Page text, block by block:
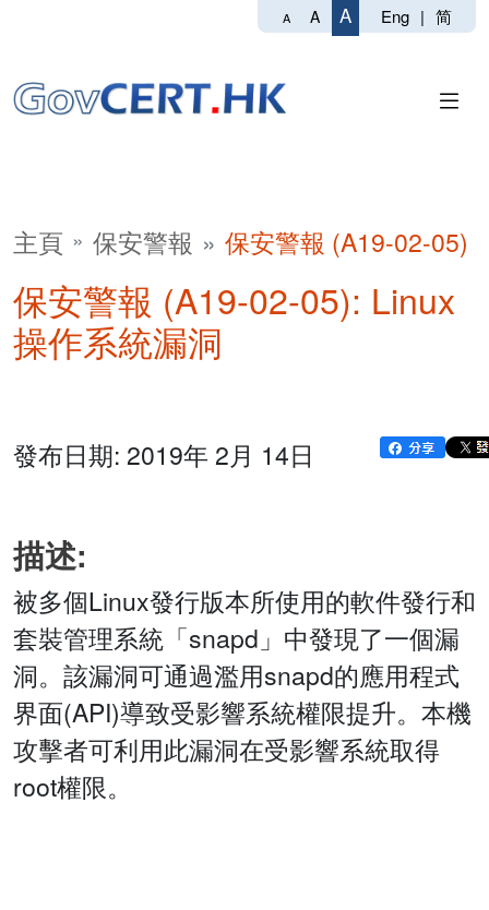
A A A Eng | 简
主頁 保安警報 保安警報 (A19-02-05)
保安警報 (A19-02-05): Linux
操作系統漏洞
發布日期: 2019年 2月 14日
描述:
被多個Linux發行版本所使用的軟件發行和
套裝管理系統「snapd」中發現了一個漏
洞。該漏洞可通過濫用snapd的應用程式
界面(API)導致受影響系統權限提升。本機
攻擊者可利用此漏洞在受影響系統取得
root權限。